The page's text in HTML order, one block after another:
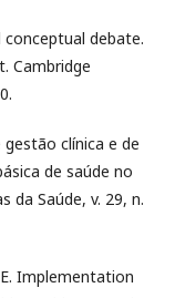
conceptual debate.
Cambridge
gestão clínica e de
de saúde no
da Saúde, v. 29, n.
E. Implementation